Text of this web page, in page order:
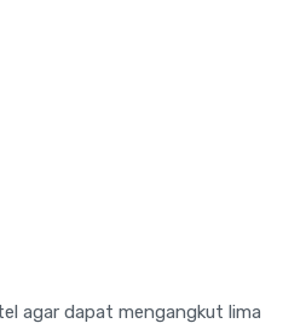
agar dapat mengangkut lima